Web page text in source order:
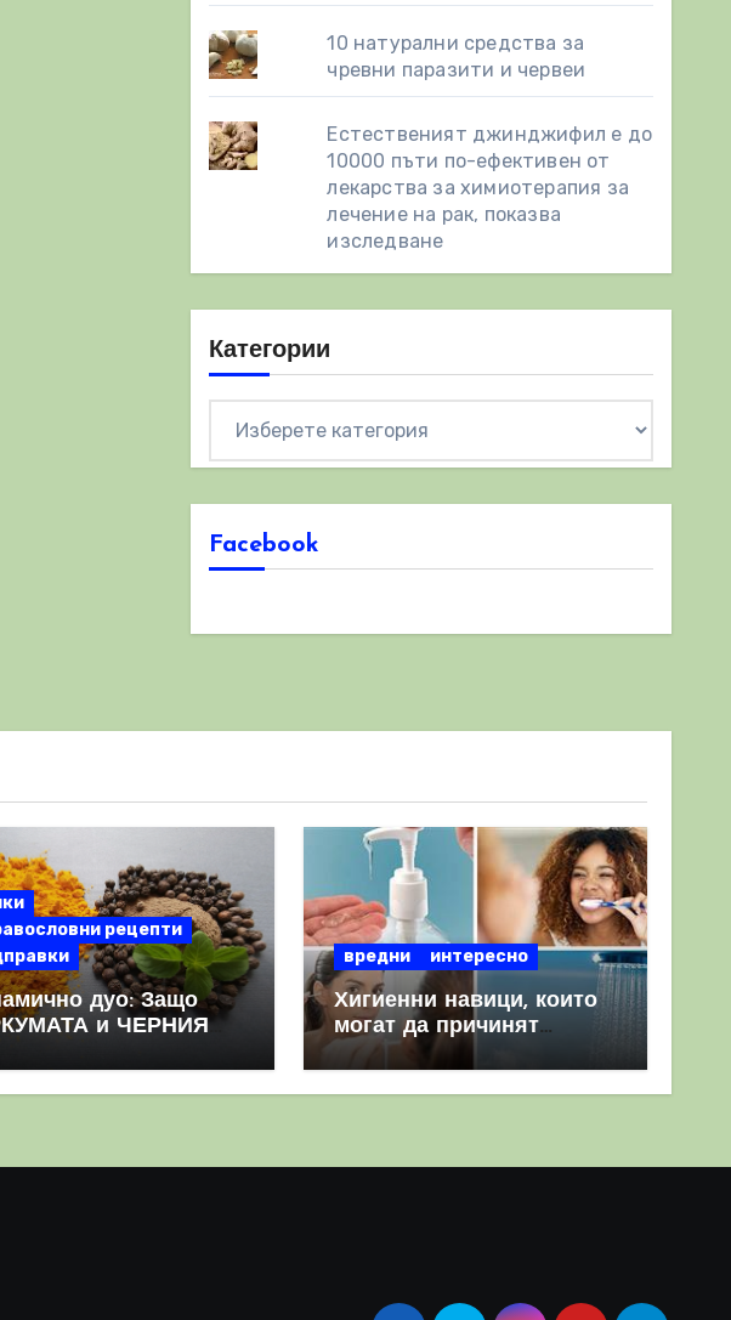
10 натурални средства за
чревни паразити и червеи
Естественият джинджифил е до
10000 пъти по-ефективен от
лекарства за химиотерапия за
лечение на рак, показва
изследване
Категории
Facebook
рецепти
дуо: Защо
и ЧЕРНИЯ
вредни интересно
Хигиенни навици, които
могат да причинят
повече вреда, отколкото
полза